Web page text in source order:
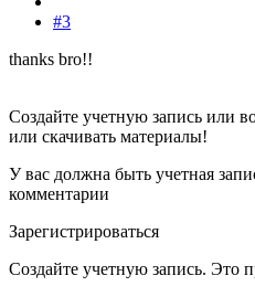
#3
thanks bro!!
Создайте учетную запись или
или скачивать материалы!
У вас должна быть учетная
комментарии
Зарегистрироваться
Создайте учетную запись. Это